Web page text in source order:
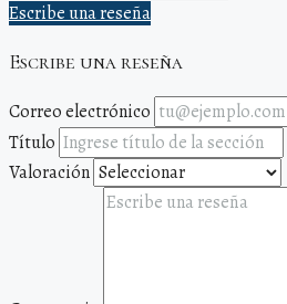
Escribe una reseña
Escribe una reseña
Correo electrónico
Título
Valoración